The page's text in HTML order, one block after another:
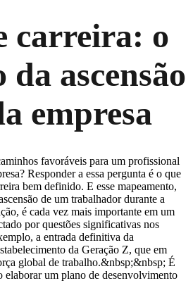
carreira: o
ascensão
empresa
favoráveis para um profissional
Responder a essa pergunta é o que
bem definido. E esse mapeamento,
de um trabalhador durante a
é cada vez mais importante em um
por questões significativas nos
a entrada definitiva da
da Geração Z, que em
global de trabalho.&nbsp;&nbsp; É
elaborar um plano de desenvolvimento